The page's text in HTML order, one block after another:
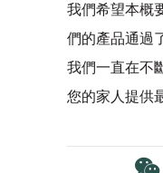
我們希望本概
們的產品通過
我們一直在不
您的家人提供